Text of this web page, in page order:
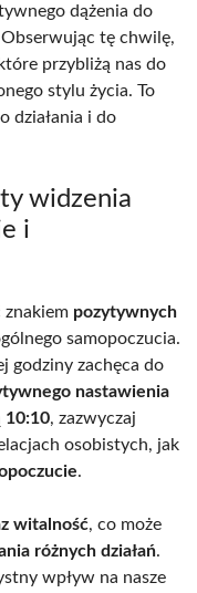
dążenia do
tę chwilę,
przybliżą nas do
stylu życia. To
działania i do
widzenia
i
znakiem pozytywnych
samopoczucia.
godziny zachęca do
nastawienia
10:10, zazwyczaj
osobistych, jak
.
witalność, co może
różnych działań.
wpływ na nasze